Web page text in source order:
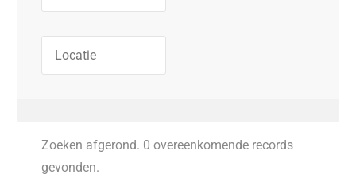
Zoeken afgerond. 0 overeenkomende records
gevonden.